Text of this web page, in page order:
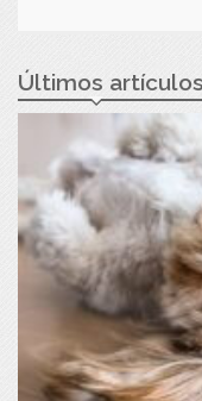
Últimos artículos